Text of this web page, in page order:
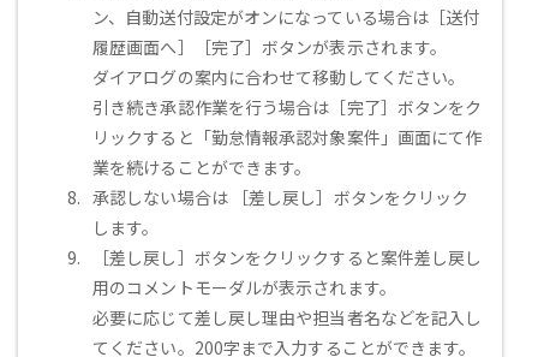
ン、自動送付設定がオンになっている場合は［送付
履歴画面へ］［完了］ボタンが表示されます。
ダイアログの案内に合わせて移動してください。
引き続き承認作業を行う場合は［完了］ボタンをク
リックすると「勤怠情報承認対象案件」画面にて作
業を続けることができます。
承認しない場合は ［差し戻し］ボタンをクリック
します。
［差し戻し］ボタンをクリックすると案件差し戻し
用のコメントモーダルが表示されます。
必要に応じて差し戻し理由や担当者名などを記入し
てください。200字まで入力することができます。